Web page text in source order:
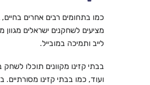
כמו בתחומים רבים אחרים בחיים,
מציעים לשחקנים ישראלים מגוון
לייב ותמיכה במובייל.
בבתי קזינו מקוונים תוכלו
ועוד, כמו בבתי קזינו מסורתיים.